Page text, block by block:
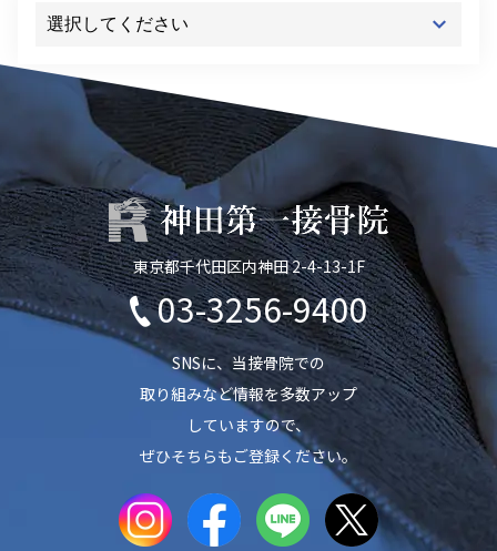
東京都千代田区内神田 2-4-13-1F
03-3256-9400
SNSに、当接骨院での
取り組みなど情報を多数アップ
していますので、
ぜひそちらもご登録ください。